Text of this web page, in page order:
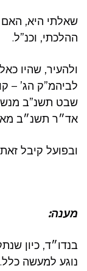
שאלתי היא, האם
ההלכתי, וכנ”ל.
ולהעיר, שהיו
לביהמ”ק הג’ –
שבט תשנ”ב
אד״ר תשנ״ב
ובפועל קיבל
מענה:
בנדו״ד, כיון
נוגע למעשה כלל.